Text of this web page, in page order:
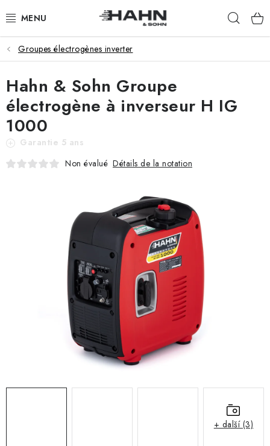
au
PRODUITS
À PROPOS DE NOUS
POURQUOI HAHN & SOHN
POUR LES COMMERÇANTS
Mentions légales
Conditions Générales de Vente
Protection des données personnelles
Groupes électrogènes inverter
Hahn & Sohn Groupe
électrogène à inverseur H IG
1000
Garantie 5 ans
Non évalué Détails de la notation
+ další (3)